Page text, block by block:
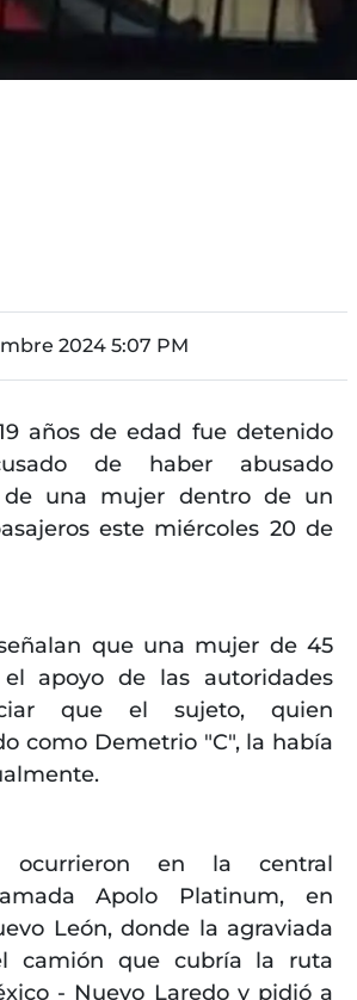
2024 5:07 PM
años de edad fue detenido
de haber abusado
de una mujer dentro de un
este miércoles 20 de
que una mujer de 45
apoyo de las autoridades
que el sujeto, quien
como Demetrio "C", la había
ocurrieron en la central
Apolo Platinum, en
León, donde la agraviada
camión que cubría la ruta
- Nuevo Laredo y pidió a